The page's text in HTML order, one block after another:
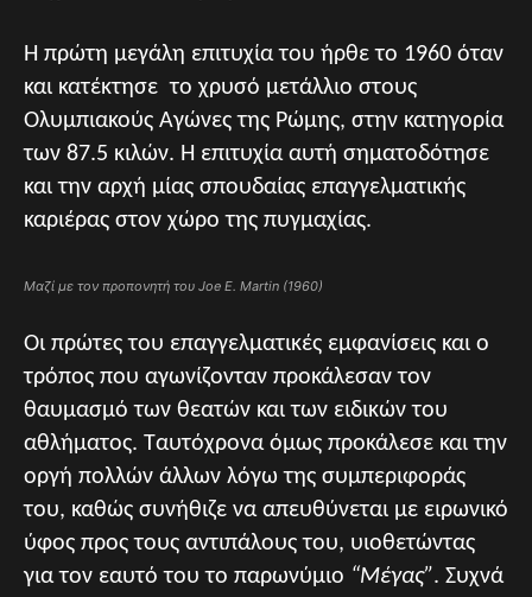
Η πρώτη μεγάλη επιτυχία του ήρθε το 1960 όταν
και κατέκτησε το χρυσό μετάλλιο στους
Ολυμπιακούς Αγώνες της Ρώμης, στην κατηγορία
των 87.5 κιλών. Η επιτυχία αυτή σηματοδότησε
και την αρχή μίας σπουδαίας επαγγελματικής
καριέρας στον χώρο της πυγμαχίας.
Μαζί με τον προπονητή του Joe E. Martin (1960)
Οι πρώτες του επαγγελματικές εμφανίσεις και ο
τρόπος που αγωνίζονταν προκάλεσαν τον
θαυμασμό των θεατών και των ειδικών του
αθλήματος. Ταυτόχρονα όμως προκάλεσε και την
οργή πολλών άλλων λόγω της συμπεριφοράς
του, καθώς συνήθιζε να απευθύνεται με ειρωνικό
ύφος προς τους αντιπάλους του, υιοθετώντας
για τον εαυτό του το παρωνύμιο “Μέγας”. Συχνά